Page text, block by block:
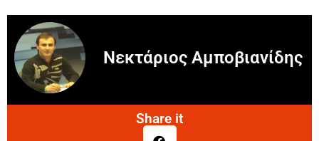
Νεκτάριος Αμποβιανίδης
Share it